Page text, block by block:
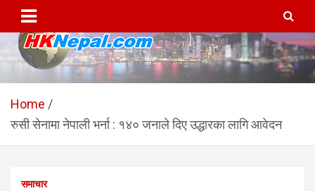
content
HKNepal.com – हङकङबाट
सञ्चालित पहिलो नेपाली अनलाईन
पत्रिका
hknepal, hknepal.com, hk nepal, hk nepal com
Home
रुसी सेनामा नेपाली भर्ना : १४० जनाले दिए उद्धारका लागि आवेदन
समाचार